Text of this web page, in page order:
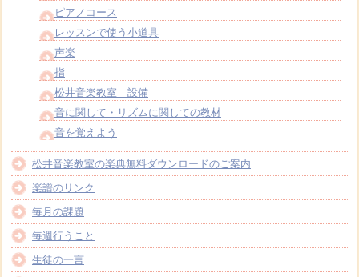
ピアノコース
レッスンで使う小道具
声楽
指
松井音楽教室 設備
音に関して・リズムに関しての教材
音を覚えよう
松井音楽教室の楽典無料ダウンロードのご案内
楽譜のリンク
毎月の課題
毎週行うこと
生徒の一言